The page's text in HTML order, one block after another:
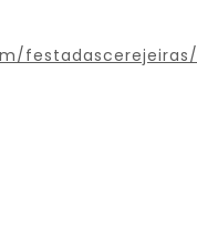
festadascerejeiras/